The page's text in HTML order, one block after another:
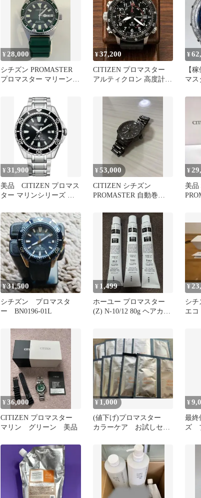
¥ 28,000
シチズン PROMASTER
プロマスター マリーン
¥37,200
CITIZEN プロマスター
アルティクロン 高度計
¥
【
マ
時
¥31,900
美品 CITIZEN プロマス
ター マリンシリーズ ダ
¥53,000
CITIZEN シチズン
PROMASTER 自動巻
¥
美品
¥31,500
シチズン プロマスタ
ー BN0196-01L
¥ 1,499
ホーユー プロマスター
(Z) N-10/12 80g ヘアカラ
¥
シチ
エコ
¥36,000
CITIZEN プロマスター
マリン グリーン 美品
¥ 1,000
(値下げ)プロマスター
カラーケア お試しセッ
¥
最終
ズ
パ